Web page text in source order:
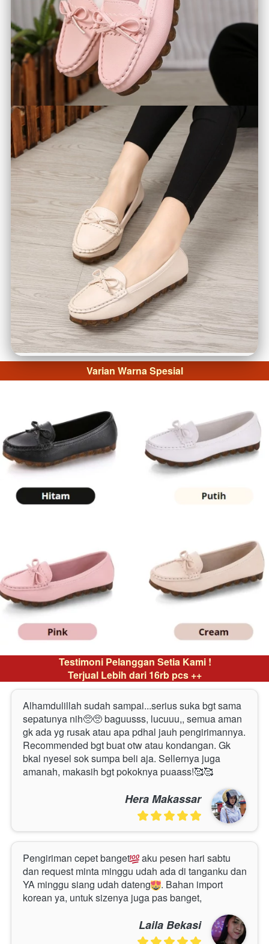
Varian Warna Spesial
Testimoni Pelanggan Setia Kami !
Terjual Lebih dari 16rb pcs ++
Alhamdulillah sudah sampai...serius suka bgt sama
sepatunya nih🥺🥺 baguusss, lucuuu,, semua aman
gk ada yg rusak atau apa pdhal jauh pengirimannya.
Recommended bgt buat otw atau kondangan. Gk
bkal nyesel sok sumpa beli aja. Sellernya juga
amanah, makasih bgt pokoknya puaass!🥰🥰
Hera Makassar
Pengiriman cepet banget
aku pesen hari sabtu
dan request minta minggu udah ada di tanganku dan
YA minggu siang udah dateng
. Bahan import
korean ya, untuk sizenya juga pas banget,
Laila Bekasi